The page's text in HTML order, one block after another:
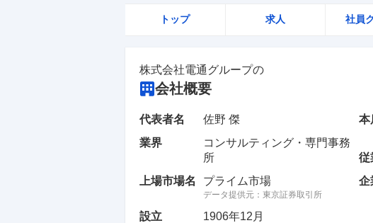
トップ 求人 社員
株式会社電通グループの
会社概要
代表者名
佐野 傑
業界
コンサルティング・専門事務
所
上場市場名
プライム市場
データ提供元： 東京証券取引所
設立 1906年12月
本
従
企